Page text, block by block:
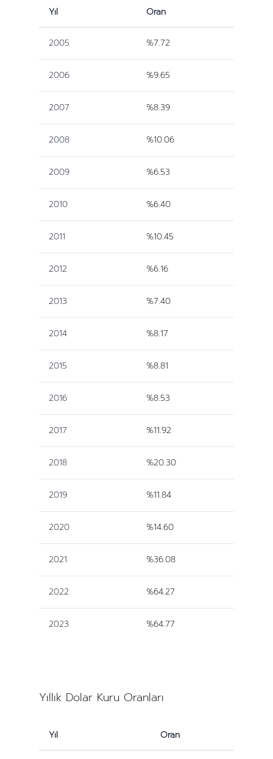
Yıl Oran
2005 %7.72
2006 %9.65
2007 %8.39
2008 %10.06
2009 %6.53
2010 %6.40
2011 %10.45
2012 %6.16
2013 %7.40
2014 %8.17
2015 %8.81
2016 %8.53
2017 %11.92
2018 %20.30
2019 %11.84
2020 %14.60
2021 %36.08
2022 %64.27
2023 %64.77
Yıllık Dolar Kuru Oranları
Yıl Oran